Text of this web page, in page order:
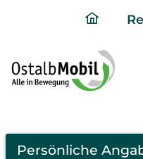
ding
page
Registration
Persönliche